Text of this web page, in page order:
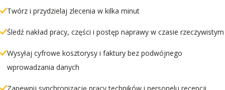
Twórz i przydzielaj zlecenia w kilka minut
Śledź nakład pracy, części i postęp naprawy w czasie rzeczywistym
Wysyłaj cyfrowe kosztorysy i faktury bez podwójnego
wprowadzania danych